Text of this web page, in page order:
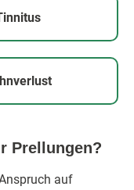
Prellungen?
auf